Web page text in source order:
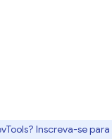
Inscreva-se para